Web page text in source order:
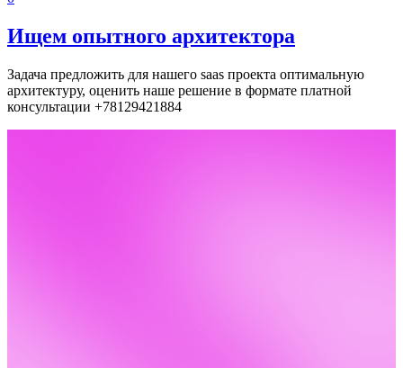
Ищем опытного архитектора
Задача предложить для нашего saas проекта оптимальную
архитектуру, оценить наше решение в формате платной
консультации +78129421884